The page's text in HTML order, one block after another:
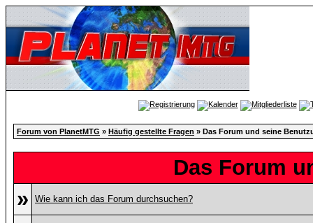
Forum von PlanetMTG » Häufig gestellte Fragen » Das Forum und seine
Das Forum
»
Wie kann ich das Forum durchsuchen?